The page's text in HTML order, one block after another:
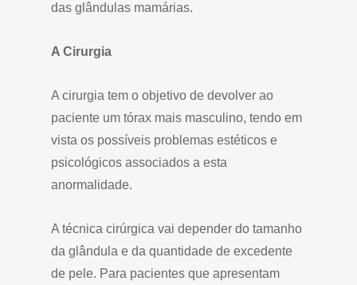
das glândulas mamárias.
A Cirurgia
A cirurgia tem o objetivo de devolver ao
paciente um tórax mais masculino, tendo em
vista os possíveis problemas estéticos e
psicológicos associados a esta
anormalidade.
A técnica cirúrgica vai depender do tamanho
da glândula e da quantidade de excedente
de pele. Para pacientes que apresentam